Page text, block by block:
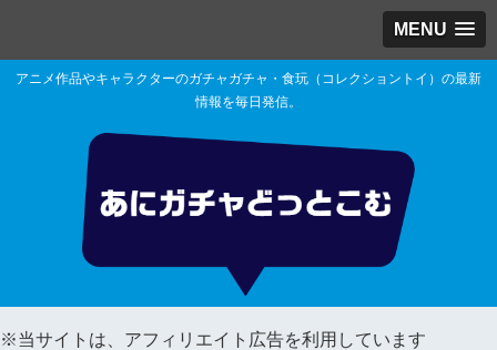
MENU
アニメ作品やキャラクターのガチャガチャ・食玩（コレクショントイ）の最新
情報を毎日発信。
※当サイトは、アフィリエイト広告を利用しています